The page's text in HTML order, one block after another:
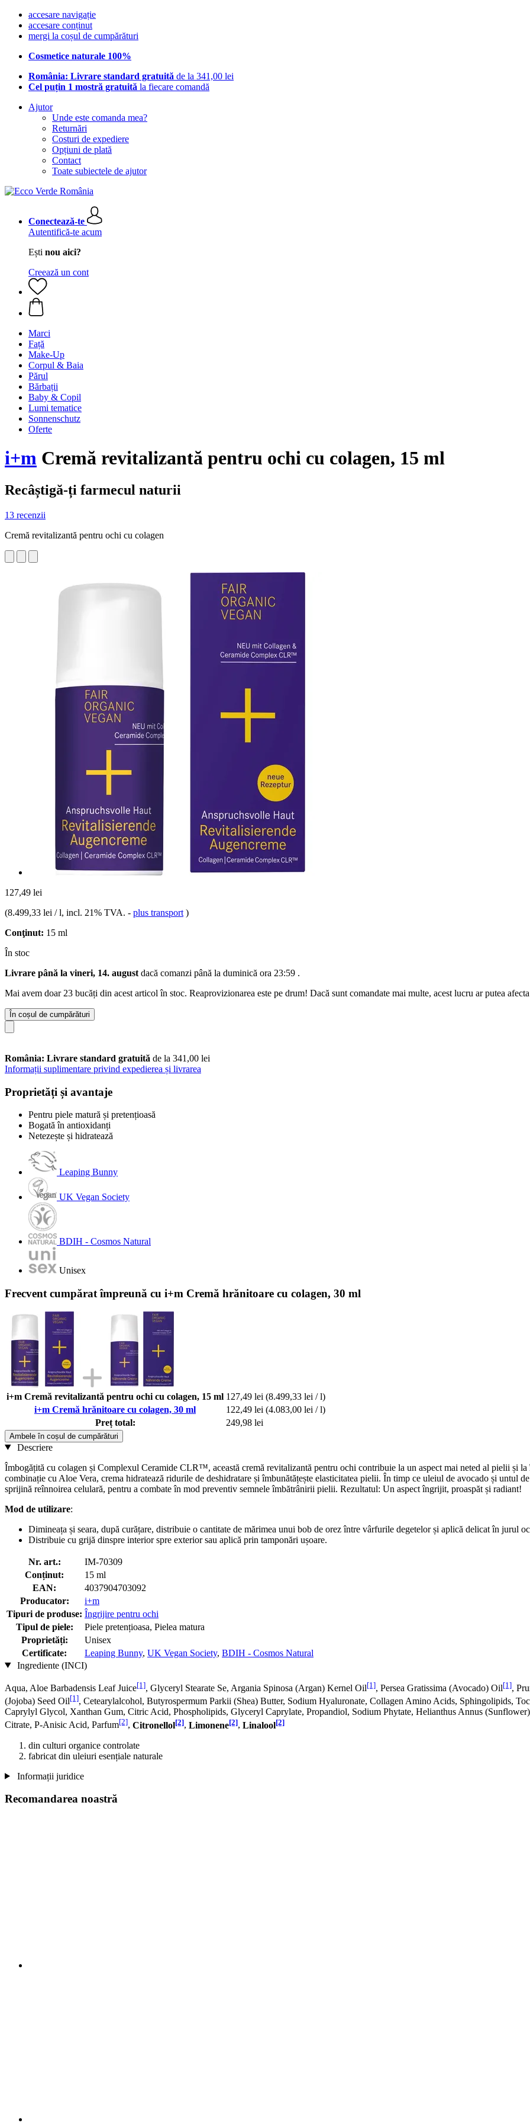
accesare navigație
accesare conținut
mergi la coșul de cumpărături
Cosmetice naturale 100%
România: Livrare standard gratuită de la 341,00 lei
Cel puțin 1 mostră gratuită la fiecare comandă
Ajutor
Unde este comanda mea?
Returnări
Costuri de expediere
Opțiuni de plată
Contact
Toate subiectele de ajutor
Conectează-te
Autentifică-te acum
Ești nou aici?
Creează un cont
Marci
Față
Make-Up
Corpul & Baia
Părul
Bărbații
Baby & Copil
Lumi tematice
Sonnenschutz
Oferte
i+m Cremă revitalizantă pentru ochi cu colagen, 15 ml
Recâștigă-ți farmecul naturii
13 recenzii
Cremă revitalizantă pentru ochi cu colagen
127,49 lei
(8.499,33 lei / l, incl. 21% TVA. - plus transport )
Conţinut: 15 ml
În stoc
Livrare până la vineri, 14. august dacă comanzi până la duminică ora 23:59 .
Mai avem doar 23 bucăți din acest articol în stoc. Reaprovizionarea este pe drum! Dacă sunt comandate mai multe, acest lucru ar putea
În coșul de cumpărături
România: Livrare standard gratuită de la 341,00 lei
Informații suplimentare privind expedierea și livrarea
Proprietăți și avantaje
Pentru piele matură și pretențioasă
Bogată în antioxidanți
Netezește și hidratează
Leaping Bunny
UK Vegan Society
BDIH - Cosmos Natural
Unisex
Frecvent cumpărat împreună cu i+m Cremă hrănitoare cu colagen, 30 ml
i+m Cremă revitalizantă pentru ochi cu colagen, 15 ml 127,49 lei (8.499,33 lei / l)
i+m Cremă hrănitoare cu colagen, 30 ml
122,49 lei (4.083,00 lei / l)
Preț total:
249,98 lei
Ambele în coșul de cumpărături
Descriere
Îmbogățită cu colagen și Complexul Ceramide CLR™, această cremă revitalizantă pentru ochi contribuie la un aspect mai neted al pielii și
combinație cu Aloe Vera, crema hidratează ridurile de deshidratare și îmbunătățește elasticitatea pielii. În timp ce uleiul de avocado și untul
sprijină reînnoirea celulară, pentru a combate în mod preventiv semnele îmbătrânirii pielii. Rezultatul: Un aspect îngrijit, proaspăt și radiant!
Mod de utilizare:
Dimineața și seara, după curățare, distribuie o cantitate de mărimea unui bob de orez între vârfurile degetelor și aplică delicat în jurul
Distribuie cu grijă dinspre interior spre exterior sau aplică prin tamponări ușoare.
Nr. art.:
IM-70309
Conținut:
15 ml
EAN:
4037904703092
Producator:
i+m
Tipuri de produse: Îngrijire pentru ochi
Tipul de piele:
Piele pretențioasa, Pielea matura
Proprietăți:
Unisex
Certificate:
Leaping Bunny, UK Vegan Society, BDIH - Cosmos Natural
Ingrediente (INCI)
Aqua, Aloe Barbadensis Leaf Juice[1], Glyceryl Stearate Se, Argania Spinosa (Argan) Kernel Oil[1], Persea Gratissima (Avocado) Oil[1],
(Jojoba) Seed Oil[1], Cetearylalcohol, Butyrospermum Parkii (Shea) Butter, Sodium Hyaluronate, Collagen Amino Acids, Sphingolipids,
Caprylyl Glycol, Xanthan Gum, Citric Acid, Phospholipids, Glyceryl Caprylate, Propandiol, Sodium Phytate, Helianthus Annus
Citrate, P-Anisic Acid, Parfum[2], Citronellol[2], Limonene[2], Linalool[2]
din culturi organice controlate
fabricat din uleiuri esențiale naturale
Informații juridice
Recomandarea noastră